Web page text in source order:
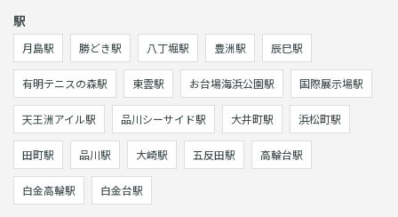
駅
月島駅 勝どき駅 八丁堀駅 豊洲駅 辰巳駅
有明テニスの森駅 東雲駅 お台場海浜公園駅 国際展示場駅
天王洲アイル駅 品川シーサイド駅 大井町駅 浜松町駅
田町駅 品川駅 大崎駅 五反田駅 高輪台駅
白金高輪駅 白金台駅